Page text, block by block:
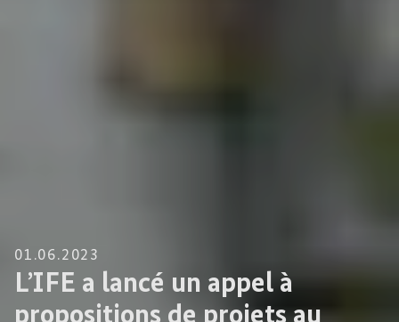
01.06.2023
L’IFE a lancé un appel à
propositions de projets au